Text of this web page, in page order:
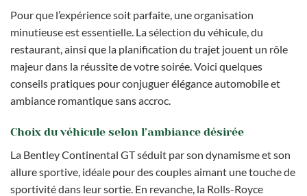
Pour que l’expérience soit parfaite, une organisation
minutieuse est essentielle. La sélection du véhicule, du
restaurant, ainsi que la planification du trajet jouent un rôle
majeur dans la réussite de votre soirée. Voici quelques
conseils pratiques pour conjuguer élégance automobile et
ambiance romantique sans accroc.
Choix du véhicule selon l’ambiance désirée
La Bentley Continental GT séduit par son dynamisme et son
allure sportive, idéale pour des couples aimant une touche de
sportivité dans leur sortie. En revanche, la Rolls-Royce